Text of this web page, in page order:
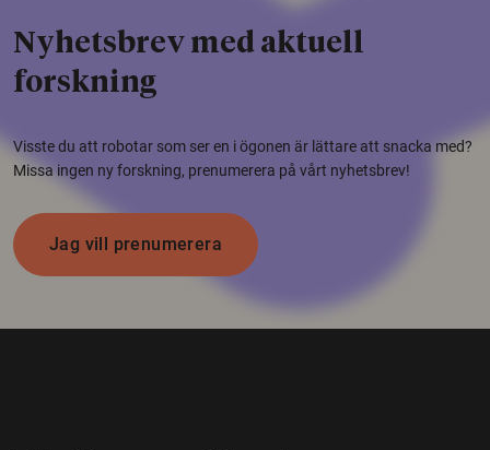
Nyhetsbrev med aktuell
forskning
Visste du att robotar som ser en i ögonen är lättare att snacka med?
Missa ingen ny forskning, prenumerera på vårt nyhetsbrev!
Jag vill prenumerera